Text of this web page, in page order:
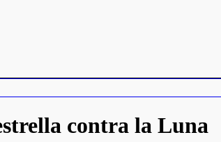
contra la Luna